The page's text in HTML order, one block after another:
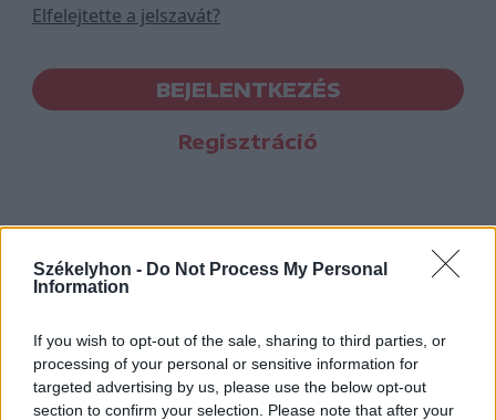
Székelyhon - Do Not Process My Personal
Information
If you wish to opt-out of the sale, sharing to third parties, or
processing of your personal or sensitive information for
targeted advertising by us, please use the below opt-out
section to confirm your selection. Please note that after your
Elfelejtette a jelszavát?
BEJELENTKEZÉS
Regisztráció